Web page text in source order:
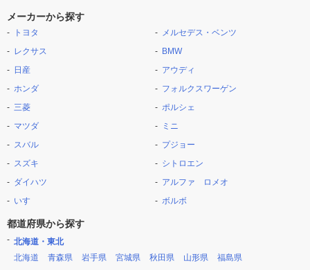
メーカーから探す
トヨタ
レクサス
日産
ホンダ
三菱
マツダ
スバル
スズキ
ダイハツ
いすゞ
メルセデス・ベンツ
BMW
アウディ
フォルクスワーゲン
ポルシェ
ミニ
プジョー
シトロエン
アルファ ロメオ
ボルボ
都道府県から探す
北海道・東北
北海道
青森県 岩手県 宮城県 秋田県 山形県 福島県